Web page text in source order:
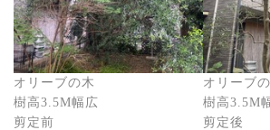
オリーブの木
樹高3.5M幅広
剪定前
オリーブ
樹高3.5M
剪定後